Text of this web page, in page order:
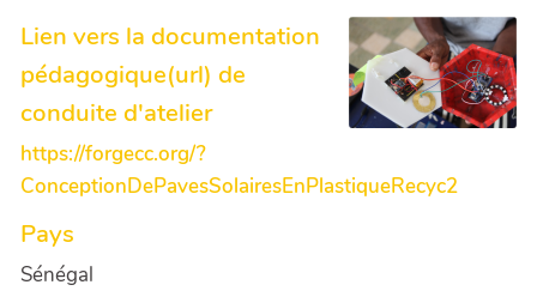
Lien vers la documentation
pédagogique(url) de
conduite d'atelier
https://forgecc.org/?
ConceptionDePavesSolairesEnPlastiqueRecyc2
Pays
Sénégal